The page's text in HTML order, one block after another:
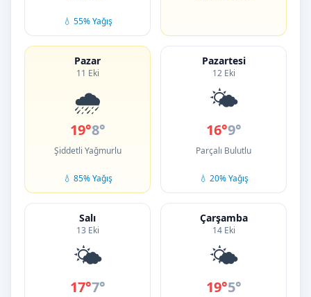
💧 55% Yağış
Pazar
11 Eki
🌧️
19°8°
Şiddetli Yağmurlu
💧 85% Yağış
Pazartesi
12 Eki
🌤️
16°9°
Parçalı Bulutlu
💧 20% Yağış
Salı
13 Eki
🌤️
17°7°
Çarşamba
14 Eki
🌤️
19°5°